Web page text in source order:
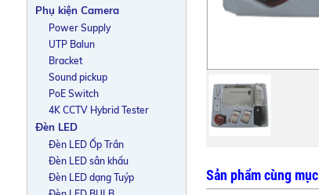
Sản phẩm cùng mục
Phụ kiện Camera
Power Supply
UTP Balun
Bracket
Sound pickup
PoE Switch
4K CCTV Hybrid Tester
Đèn LED
Đèn LED Ốp Trần
Đèn LED sân khấu
Đèn LED dạng Tuýp